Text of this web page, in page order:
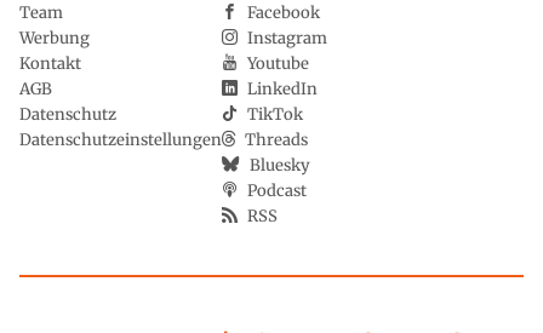
Team
Werbung
Kontakt
AGB
Datenschutz
Datenschutzeinstellungen
Facebook
Instagram
Youtube
LinkedIn
TikTok
Threads
Bluesky
Podcast
RSS